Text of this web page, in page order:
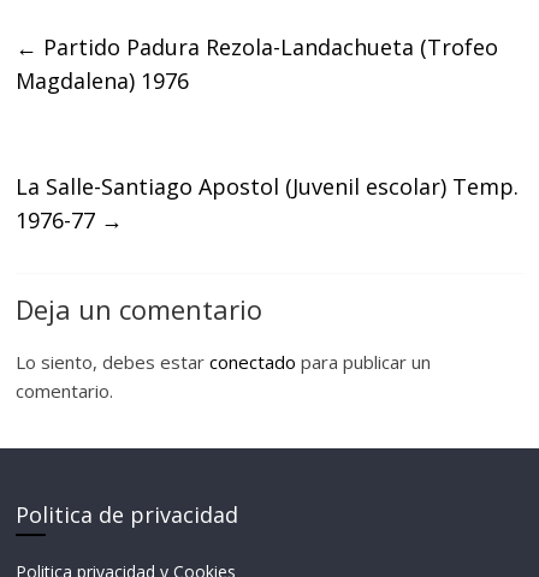
← Partido Padura Rezola-Landachueta (Trofeo
Magdalena) 1976
La Salle-Santiago Apostol (Juvenil escolar) Temp.
1976-77 →
Deja un comentario
Lo siento, debes estarconectado para publicar un
comentario.
Politica de privacidad
Politica privacidad y Cookies